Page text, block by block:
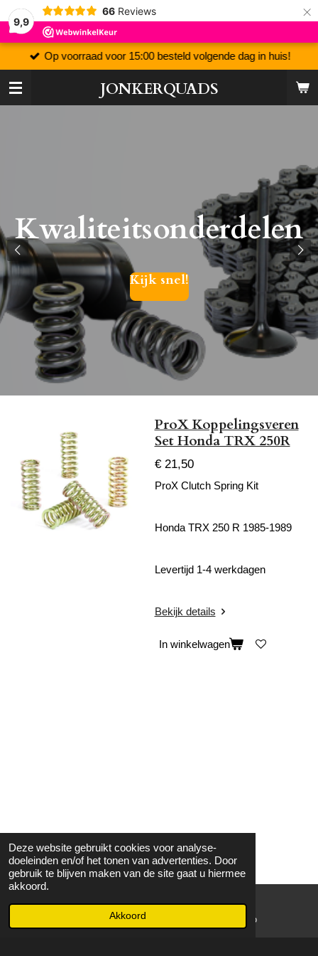
Deze website gebruikt cookies voor analyse-
doeleinden en/of het tonen van advertenties. Door
gebruik te blijven maken van de site gaat u hiermee
akkoord.
Akkoord
9,9
66 Reviews ×
JONKERQUADS
Op voorraad voor 15:00 besteld volgende dag in huis!
Kwaliteitsonderdelen
Kijk snel!
ProX Koppelingsveren
Set Honda TRX 250R
€ 21,50
ProX Clutch Spring Kit
Honda TRX 250 R 1985-1989
Levertijd 1-4 werkdagen
Bekijk details
In winkelwagen
WhatsApp